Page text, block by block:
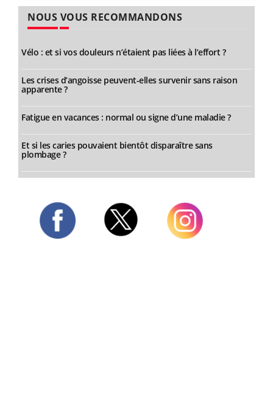
NOUS VOUS RECOMMANDONS
Vélo : et si vos douleurs n’étaient pas liées à l’effort ?
Les crises d’angoisse peuvent-elles survenir sans raison
apparente ?
Fatigue en vacances : normal ou signe d’une maladie ?
Et si les caries pouvaient bientôt disparaître sans
plombage ?